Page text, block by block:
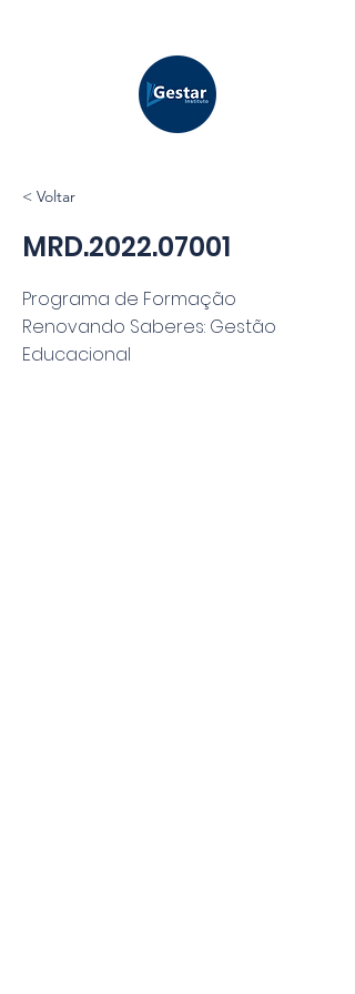
< Voltar
MRD.2022.07001
Programa de Formação
Renovando Saberes: Gestão
Educacional